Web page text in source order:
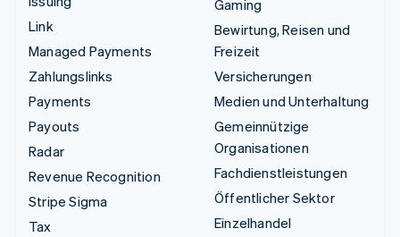
Link
Managed Payments
Zahlungslinks
Payments
Payouts
Radar
Revenue Recognition
Stripe Sigma
Tax
Gaming
Bewirtung, Reisen und
Freizeit
Versicherungen
Medien und Unterhaltung
Gemeinnützige
Organisationen
Fachdienstleistungen
Öffentlicher Sektor
Einzelhandel